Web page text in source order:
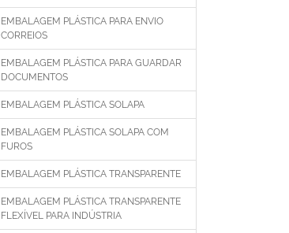
EMBALAGEM PLÁSTICA PARA ENVIO
CORREIOS
EMBALAGEM PLÁSTICA PARA GUARDAR
DOCUMENTOS
EMBALAGEM PLÁSTICA SOLAPA
EMBALAGEM PLÁSTICA SOLAPA COM
FUROS
EMBALAGEM PLÁSTICA TRANSPARENTE
EMBALAGEM PLÁSTICA TRANSPARENTE
FLEXÍVEL PARA INDÚSTRIA